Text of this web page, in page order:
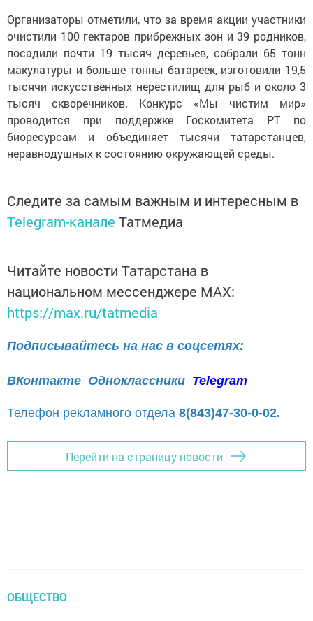
Организаторы отметили, что за время акции участники
очистили 100 гектаров прибрежных зон и 39 родников,
посадили почти 19 тысяч деревьев, собрали 65 тонн
макулатуры и больше тонны батареек, изготовили 19,5
тысячи искусственных нерестилищ для рыб и около 3
тысяч скворечников. Конкурс «Мы чистим мир»
проводится при поддержке Госкомитета РТ по
биоресурсам и объединяет тысячи татарстанцев,
неравнодушных к состоянию окружающей среды.
Следите за самым важным и интересным в
Telegram-канале Татмедиа
Читайте новости Татарстана в
национальном мессенджере MАХ:
https://max.ru/tatmedia
Подписывайтесь на нас в соцсетях:
ВКонтакте Одноклассники Telegram
Телефон рекламного отдела 8(843)47-30-0-02.
Перейти на страницу новости
ОБЩЕСТВО